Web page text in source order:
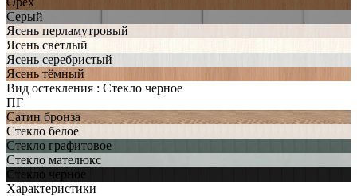
Серый
Ясень перламутровый
Ясень светлый
Ясень серебристый
Ясень тёмный
Вид остекления : Стекло черное
ПГ
Сатин бронза
Стекло белое
Стекло графитовое
Стекло мателюкс
Стекло черное
Характеристики